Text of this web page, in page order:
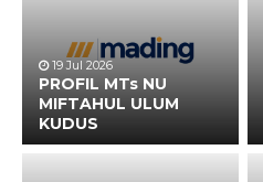
19 Jul 2026
PROFIL MTs NU
MIFTAHUL ULUM
KUDUS